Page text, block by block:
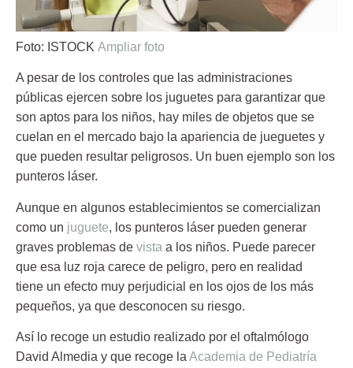
Foto: ISTOCK Ampliar foto
A pesar de los controles que las administraciones
públicas ejercen sobre los juguetes para garantizar que
son aptos para los niños, hay miles de objetos que se
cuelan en el mercado bajo la apariencia de jueguetes y
que pueden resultar peligrosos. Un buen ejemplo son los
punteros láser.
Aunque en algunos establecimientos se comercializan
como un juguete, los punteros láser pueden generar
graves problemas de vista a los niños. Puede parecer
que esa luz roja carece de peligro, pero en realidad
tiene un efecto muy perjudicial en los ojos de los más
pequeños, ya que desconocen su riesgo.
Así lo recoge un estudio realizado por el oftalmólogo
David Almedia y que recoge la Academia de Pediatría